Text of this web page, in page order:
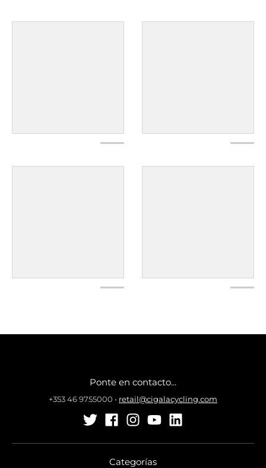
Ponte en contacto...
+353 46 9755000 • retail@cigalacycling.com
Categorías